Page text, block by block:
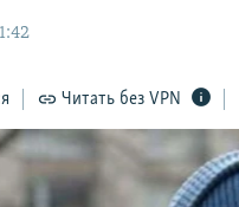
Читать без VPN